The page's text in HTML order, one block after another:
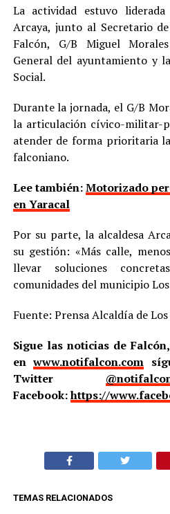
La actividad estuvo
Arcaya, junto al Secretario
Falcón, G/B Miguel
General del ayuntamiento y
Social.
Durante la jornada, el G/B
la articulación cívico-militar-
atender de forma prioritaria
falconiano.
Lee también:Motorizado
en Yaracal
Por su parte, la alcaldesa
su gestión: «Más calle,
llevar soluciones
comunidades del municipio
Fuente: Prensa Alcaldía de Los
Sigue las noticias de
enwww.notifalcon.com
Twitter
Facebook:https://
TEMAS RELACIONADOS